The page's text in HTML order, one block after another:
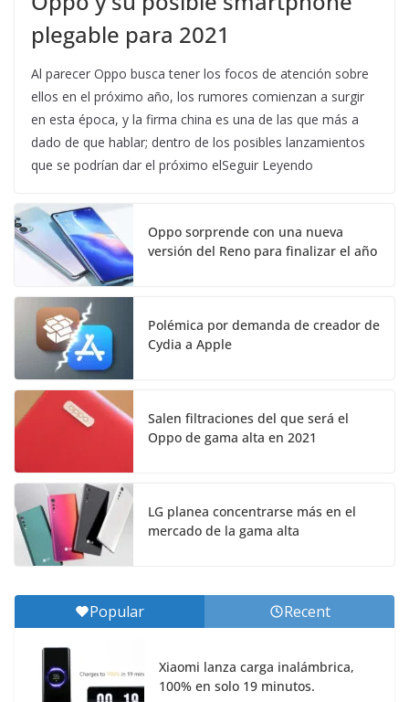
plegable para 2021
Al parecer Oppo busca tener los focos de atención sobre
ellos en el próximo año, los rumores comienzan a surgir
en esta época, y la firma china es una de las que más a
dado de que hablar; dentro de los posibles lanzamientos
que se podrían dar el próximo elSeguir Leyendo
Oppo sorprende con una nueva
versión del Reno para finalizar el año
Polémica por demanda de creador de
Cydia a Apple
Salen filtraciones del que será el
Oppo de gama alta en 2021
LG planea concentrarse más en el
mercado de la gama alta
Popular Recent
Xiaomi lanza carga inalámbrica,
100% en solo 19 minutos.